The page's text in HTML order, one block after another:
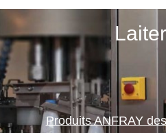
Gaines
Raccords
Accessoires
Maintenance
Etanchéité
Produits ANFRAY